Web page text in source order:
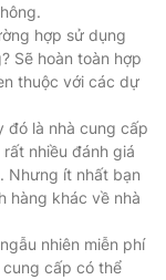
hợp sử dụng
Sẽ hoàn toàn hợp
thuộc với các dự
đó là nhà cung cấp
nhiều đánh giá
Nhưng ít nhất bạn
hàng khác về nhà
nhiên miễn phí
cấp có thể